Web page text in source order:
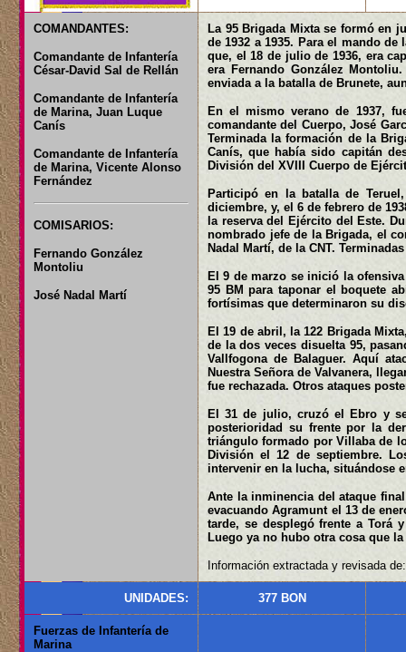
COMANDANTES:
Comandante de Infantería
César-David Sal de Rellán
Comandante de Infantería
de Marina, Juan Luque
Canís
Comandante de Infantería
de Marina, Vicente Alonso
Fernández
COMISARIOS:
Fernando González
Montoliu
José Nadal Martí
La 95 Brigada Mixta se formó en
de 1932 a 1935. Para el mando
que, el 18 de julio de 1936, era
era Fernando González
enviada a la batalla de Brunete,
En el mismo verano de 1937,
comandante del Cuerpo, José
Terminada la formación de la
Canís, que había sido capitán
División del XVIII Cuerpo de
Participó en la batalla de
diciembre, y, el 6 de febrero de
la reserva del Ejército del Este.
nombrado jefe de la Brigada, el
Nadal Martí, de la CNT.
El 9 de marzo se inició la
95 BM para taponar el boquete
fortísimas que determinaron su
El 19 de abril, la 122 Brigada
de la dos veces disuelta 95,
Vallfogona de Balaguer. Aquí
Nuestra Señora de Valvanera,
fue rechazada. Otros ataques
El 31 de julio, cruzó el Ebro y
posterioridad su frente por la
triángulo formado por Villaba de
División el 12 de septiembre.
intervenir en la lucha, situándose
Ante la inminencia del ataque
evacuando Agramunt el 13 de
tarde, se desplegó frente a Torá
Luego ya no hubo otra cosa que
Información extractada y revisada
UNIDADES: 377 BON
Fuerzas de Infantería de
Marina